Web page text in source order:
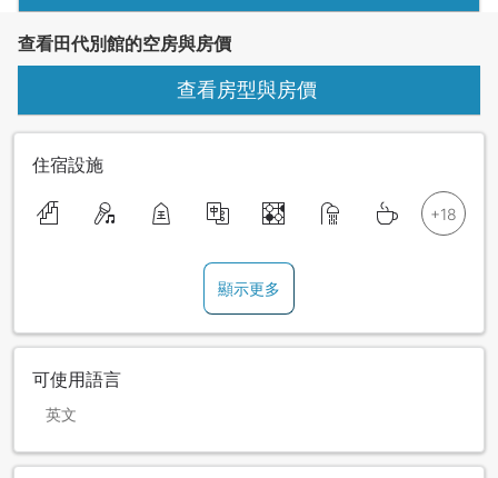
查看田代別館的空房與房價
查看房型與房價
住宿設施
顯示更多
可使用語言
英文